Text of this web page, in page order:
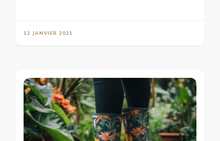
12 JANVIER 2021